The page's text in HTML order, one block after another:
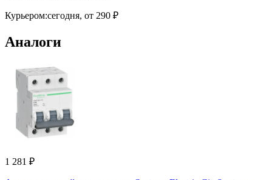
Курьером:сегодня, от 290 ₽
Аналоги
1 281 ₽